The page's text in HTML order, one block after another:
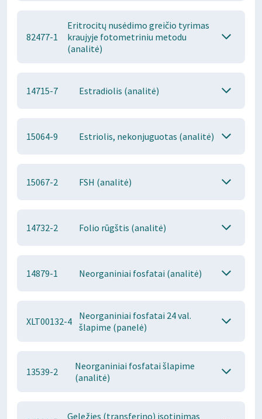
82477-1
Eritrocitų nusėdimo greičio tyrimas
kraujyje fotometriniu metodu
(analitė)
14715-7 Estradiolis (analitė)
15064-9 Estriolis, nekonjuguotas (analitė)
15067-2 FSH (analitė)
14732-2 Folio rūgštis (analitė)
14879-1 Neorganiniai fosfatai (analitė)
XLT00132-4
Neorganiniai fosfatai 24 val.
šlapime (panelė)
13539-2
Neorganiniai fosfatai šlapime
(analitė)
Geležies (transferino) įsotinimas